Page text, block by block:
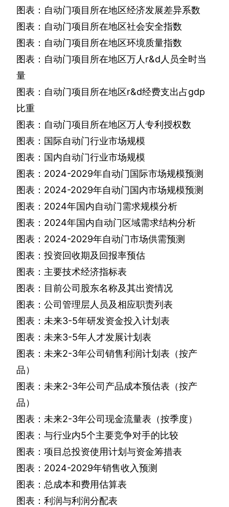
图表：自动门项目所在地区经济发展差异系数
图表：自动门项目所在地区社会安全指数
图表：自动门项目所在地区环境质量指数
图表：自动门项目所在地区万人 r&d 人员全时当
量
图表：自动门项目所在地区r&d经费支出占gdp
比重
图表：自动门项目所在地区万人专利授权数
图表：国际自动门行业市场规模
图表：国内自动门行业市场规模
图表： 2024-2029年自动门国际市场规模预测
图表： 2024-2029年自动门国内市场规模预测
图表： 2024年国内自动门需求规模分析
图表： 2024年国内自动门区域需求结构分析
图表： 2024-2029年自动门市场供需预测
图表：投资回收期及回报率预估
图表：主要技术经济指标表
图表：目前公司股东名称及其出资情况
图表：公司管理层人员及相应职责列表
图表：未来3-5年研发资金投入计划表
图表：未来3-5年人才发展计划表
图表：未来2-3年公司销售利润计划表（按产
品）
图表：未来2-3年公司产品成本预估表（按产
品）
图表：未来2-3年公司现金流量表（按季度）
图表：与行业内5个主要竞争对手的比较
图表：项目总投资使用计划与资金筹措表
图表： 2024-2029年销售收入预测
图表：总成本和费用估算表
图表：利润与利润分配表